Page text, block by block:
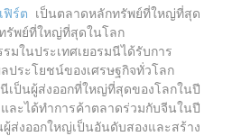
ฟิร์ต เป็นตลาดหลักทรัพย์ที่ใหญ่ที่สุด
รัพย์ที่ใหญ่ที่สุดในโลก
มในประเทศเยอรมนีได้รับการ
ประโยชน์ของเศรษฐกิจทั่วโลก
นผู้ส่งออกที่ใหญ่ที่สุดของโลกในปี
ะได้ทำการค้าตลาดร่วมกับจีนในปี
กใหญ่เป็นอันดับสองและสร้าง